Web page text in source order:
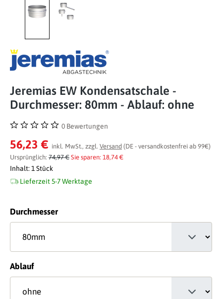
Jeremias EW Kondensatschale -
Durchmesser: 80mm - Ablauf: ohne
Durchschnittliche Bewertung von 0 von 5 Sternen
0 Bewertungen
56,23 € inkl. MwSt., zzgl. Versand (DE - versandkostenfrei ab 99€)
Ursprünglich: 74,97 € Sie sparen: 18,74 €
Inhalt: 1 Stück
Lieferzeit 5-7 Werktage
Durchmesserauswählen
Ablaufauswählen